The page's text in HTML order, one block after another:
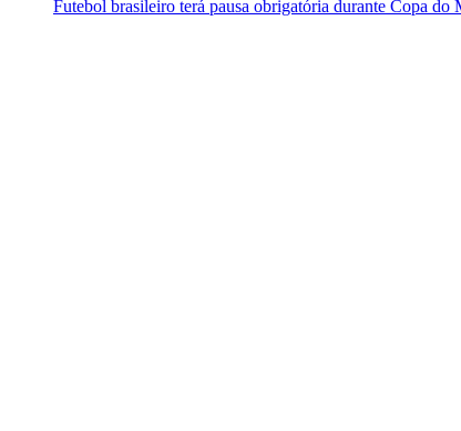
Futebol brasileiro terá pausa obrigatória durante Copa do